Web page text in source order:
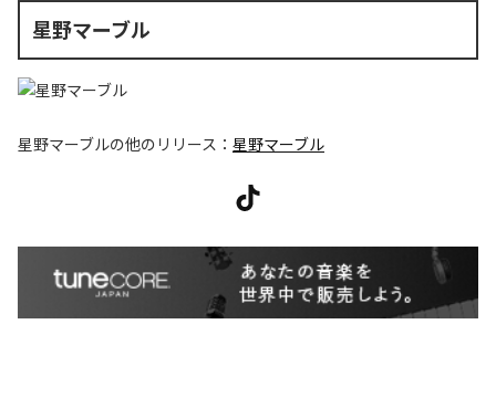
星野マーブル
星野マーブルの他のリリース： 星野マーブル